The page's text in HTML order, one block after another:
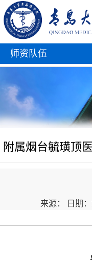
师资队伍
附属烟台毓璜顶
来源： 日期